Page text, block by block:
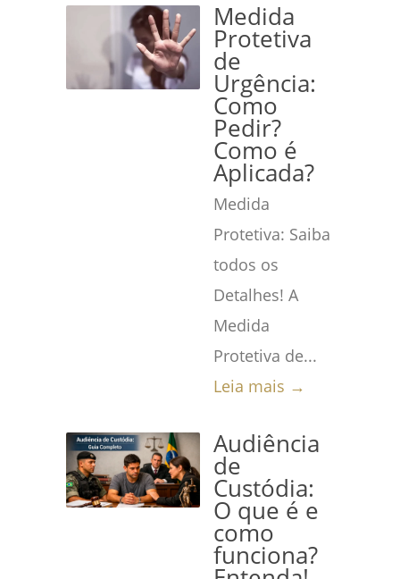
Medida
Protetiva
de
Urgência:
Como
Pedir?
Como é
Aplicada?
Medida
Protetiva: Saiba
todos os
Detalhes! A
Medida
Protetiva de...
Leia mais →
Audiência
de
Custódia:
O que é e
como
funciona?